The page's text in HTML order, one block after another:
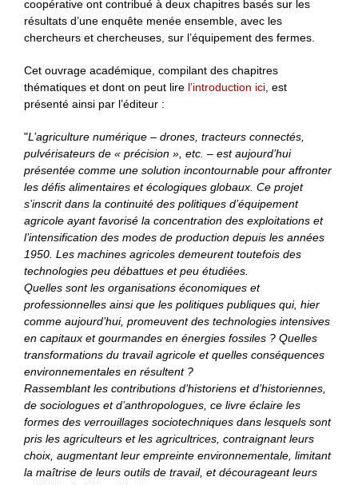
coopérative ont contribué à deux chapitres basés sur les
résultats d’une enquête menée ensemble, avec les
chercheurs et chercheuses, sur l’équipement des fermes.
Cet ouvrage académique, compilant des chapitres
thématiques et dont on peut lire l’introduction ici , est
présenté ainsi par l’éditeur :
"L’agriculture numérique – drones, tracteurs connectés,
pulvérisateurs de « précision », etc. – est aujourd’hui
présentée comme une solution incontournable pour affronter
les défis alimentaires et écologiques globaux. Ce projet
s’inscrit dans la continuité des politiques d’équipement
agricole ayant favorisé la concentration des exploitations et
l’intensification des modes de production depuis les années
1950. Les machines agricoles demeurent toutefois des
technologies peu débattues et peu étudiées.
Quelles sont les organisations économiques et
professionnelles ainsi que les politiques publiques qui, hier
comme aujourd’hui, promeuvent des technologies intensives
en capitaux et gourmandes en énergies fossiles ? Quelles
transformations du travail agricole et quelles conséquences
environnementales en résultent ?
Rassemblant les contributions d’historiens et d’historiennes,
de sociologues et d’anthropologues, ce livre éclaire les
formes des verrouillages sociotechniques dans lesquels sont
pris les agriculteurs et les agricultrices, contraignant leurs
choix, augmentant leur empreinte environnementale, limitant
la maîtrise de leurs outils de travail, et décourageant leurs